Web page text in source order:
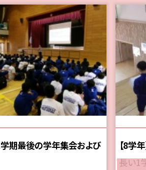
学期最後の学年集会および
【8学
長い1